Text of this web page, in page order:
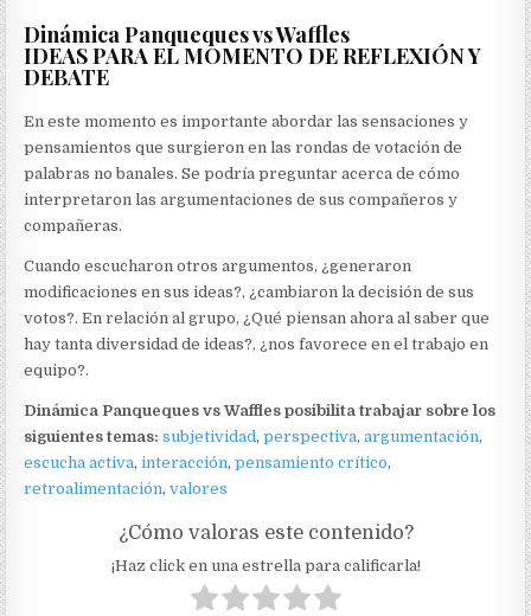
Dinámica Panqueques vs Waffles
IDEAS PARA EL MOMENTO DE REFLEXIÓN Y
DEBATE
En este momento es importante abordar las sensaciones y
pensamientos que surgieron en las rondas de votación de
palabras no banales. Se podría preguntar acerca de cómo
interpretaron las argumentaciones de sus compañeros y
compañeras.
Cuando escucharon otros argumentos, ¿generaron
modificaciones en sus ideas?, ¿cambiaron la decisión de sus
votos?. En relación al grupo, ¿Qué piensan ahora al saber que
hay tanta diversidad de ideas?, ¿nos favorece en el trabajo en
equipo?.
Dinámica Panqueques vs Waffles posibilita trabajar sobre los
siguientes temas: subjetividad,perspectiva,argumentación,
escucha activa,interacción,pensamiento crítico,
retroalimentación,valores
¿Cómo valoras este contenido?
¡Haz click en una estrella para calificarla!